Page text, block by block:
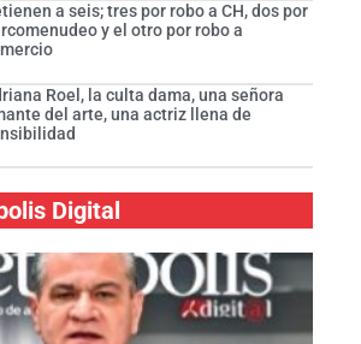
a seis; tres por robo a CH, dos por
y el otro por robo a
Roel, la culta dama, una señora
del arte, una actriz llena de
Digital